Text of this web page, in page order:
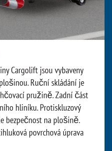
Cargolift jsou vybaveny
Ruční skládání je
pružině. Zadní část
hliníku. Protiskluzový
bezpečnost na plošině.
povrchová úprava